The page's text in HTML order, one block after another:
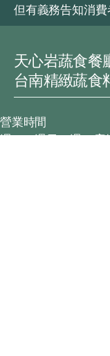
但有義務告知消費
天心岩蔬食餐
台南精緻蔬食
營業時間
週二～週日，週一店